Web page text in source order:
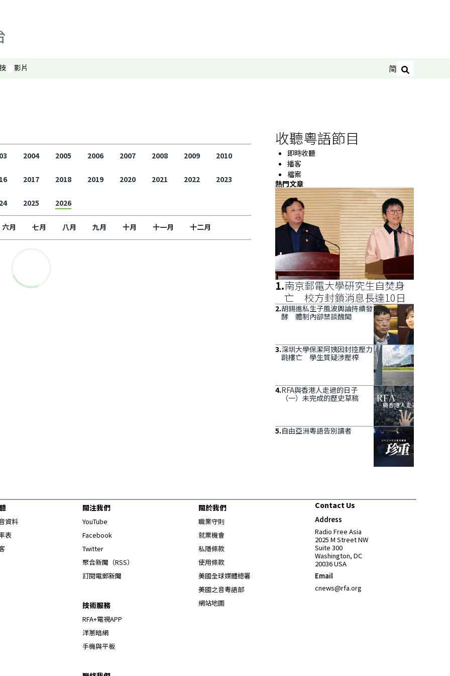
影片 简 搜尋
顯示 關於我們 個子版面
聲音資料
聽眾報料
2004 2005 2006 2007 2008 2009 2010
2017 2018 2019 2020 2021 2022 2023
2025 2026
六月 七月 八月 九月 十月 十一月 十二月
收聽粵語節目
即時收聽
播客
檔案
熱門文章
1.南京郵電大學研究生自焚身
亡 校方封鎖消息長達10日
2.胡錫進私生子風波輿論持續發
酵 體制內卻禁談醜聞
3.深圳大學保潔阿姨因封控壓力
跳樓亡 學生質疑涉壓榨
4.RFA與香港人走過的日子
（一）未完成的歷史草稿
5.自由亞洲粵語告別讀者
資料
表
關注我們
YouTube
Facebook
Twitter
聚合新聞（RSS）
訂閱電郵新聞
技術服務
RFA+電視APP
洋蔥暗網
手機與平板
關於我們
職業守則
就業機會
私隱條款
使用條款
美國全球媒體總署 Opens in new window
美國之音粵語部Opens in new window
網站地圖Opens in new window
Contact Us
Address
Radio Free Asia
2025 M Street NW
Suite 300
Washington, DC
20036 USA
Email
cnews@rfa.org